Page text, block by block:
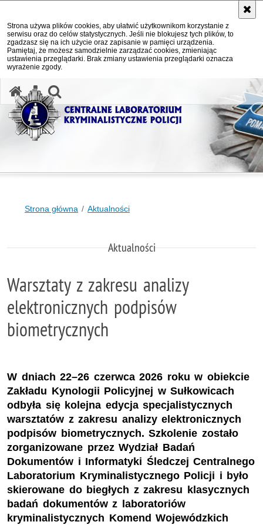
Strona używa plików cookies, aby ułatwić użytkownikom korzystanie z
serwisu oraz do celów statystycznych. Jeśli nie blokujesz tych plików, to
zgadzasz się na ich użycie oraz zapisanie w pamięci urządzenia.
Pamiętaj, że możesz samodzielnie zarządzać cookies, zmieniając
ustawienia przeglądarki. Brak zmiany ustawienia przeglądarki oznacza
wyrażenie zgody.
Strona główna Aktualności
Aktualności
Warsztaty z zakresu analizy
elektronicznych podpisów
biometrycznych
W dniach 22–26 czerwca 2026 roku w obiekcie
Zakładu Kynologii Policyjnej w Sułkowicach
odbyła się kolejna edycja specjalistycznych
warsztatów z zakresu analizy elektronicznych
podpisów biometrycznych. Szkolenie zostało
zorganizowane przez Wydział Badań
Dokumentów i Informatyki Śledczej Centralnego
Laboratorium Kryminalistycznego Policji i było
skierowane do biegłych z zakresu klasycznych
badań dokumentów z laboratoriów
kryminalistycznych Komend Wojewódzkich